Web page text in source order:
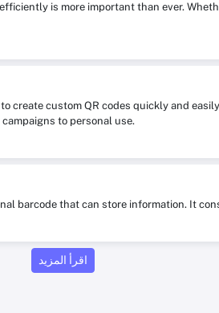
is more important than ever.
create custom QR codes quickly and
to personal use.
barcode that can store information. It
اقرأ المزيد